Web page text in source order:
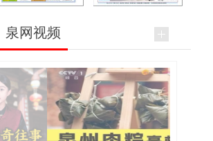
泉网视频